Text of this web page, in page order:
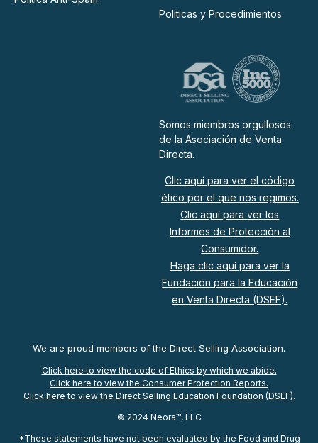
Politicas y Procedimientos
Somos miembros orgullosos
de la Asociación de Venta
Directa.
Clic aquí para ver el código
ético por el que nos regimos.
Clic aquí para ver los
Informes de Protección al
Consumidor.
Haga clic aquí para ver la
Fundación para la Educación
en Venta Directa (DSEF).
We are proud members of the Direct Selling Association.
Click here to view the code of Ethics by which we abide.
Click here to view the Consumer Protection Reports.
Click here to view the Direct Selling Education Foundation (DSEF).
© 2024 Neora™, LLC
*These statements have not been evaluated by the Food and Drug